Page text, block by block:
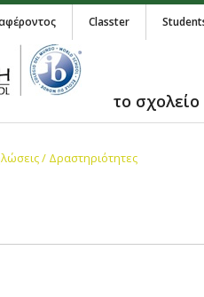
Classter
το σχολείο
/ Δραστηριότητες